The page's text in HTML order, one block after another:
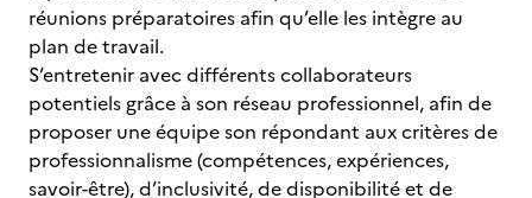
réunions préparatoires afin qu’elle les intègre au
plan de travail.
S’entretenir avec différents collaborateurs
potentiels grâce à son réseau professionnel, afin de
proposer une équipe son répondant aux critères de
professionnalisme (compétences, expériences,
savoir-être), d’inclusivité, de disponibilité et de